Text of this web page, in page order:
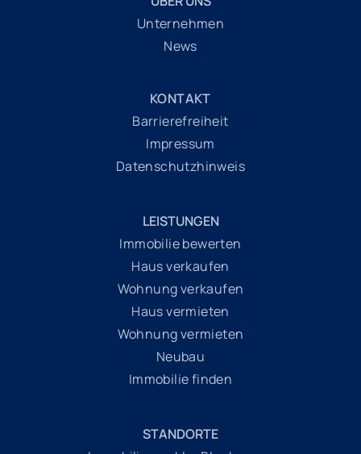
Unternehmen
News
KONTAKT
Barrierefreiheit
Impressum
Datenschutzhinweis
LEISTUNGEN
Immobilie bewerten
Haus verkaufen
Wohnung verkaufen
Haus vermieten
Wohnung vermieten
Neubau
Immobilie finden
STANDORTE